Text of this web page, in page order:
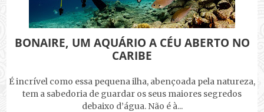
BONAIRE, UM AQUÁRIO A CÉU ABERTO NO
CARIBE
É incrível como essa pequena ilha, abençoada pela natureza,
tem a sabedoria de guardar os seus maiores segredos
debaixo d’água. Não é à...